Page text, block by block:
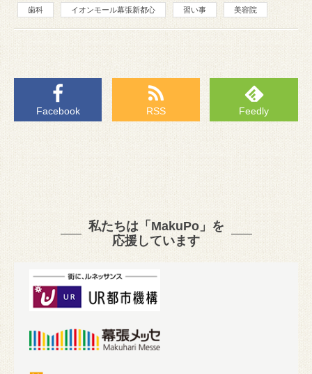
歯科 イオンモール幕張新都心 習い事 美容院
Facebook RSS Feedly
私たちは「MakuPo」を
応援しています